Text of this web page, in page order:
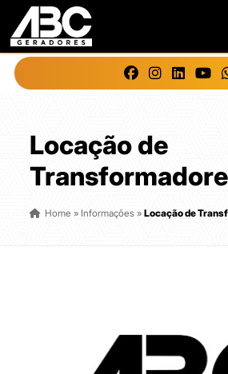
Locação de
Home » Informações »Locação de